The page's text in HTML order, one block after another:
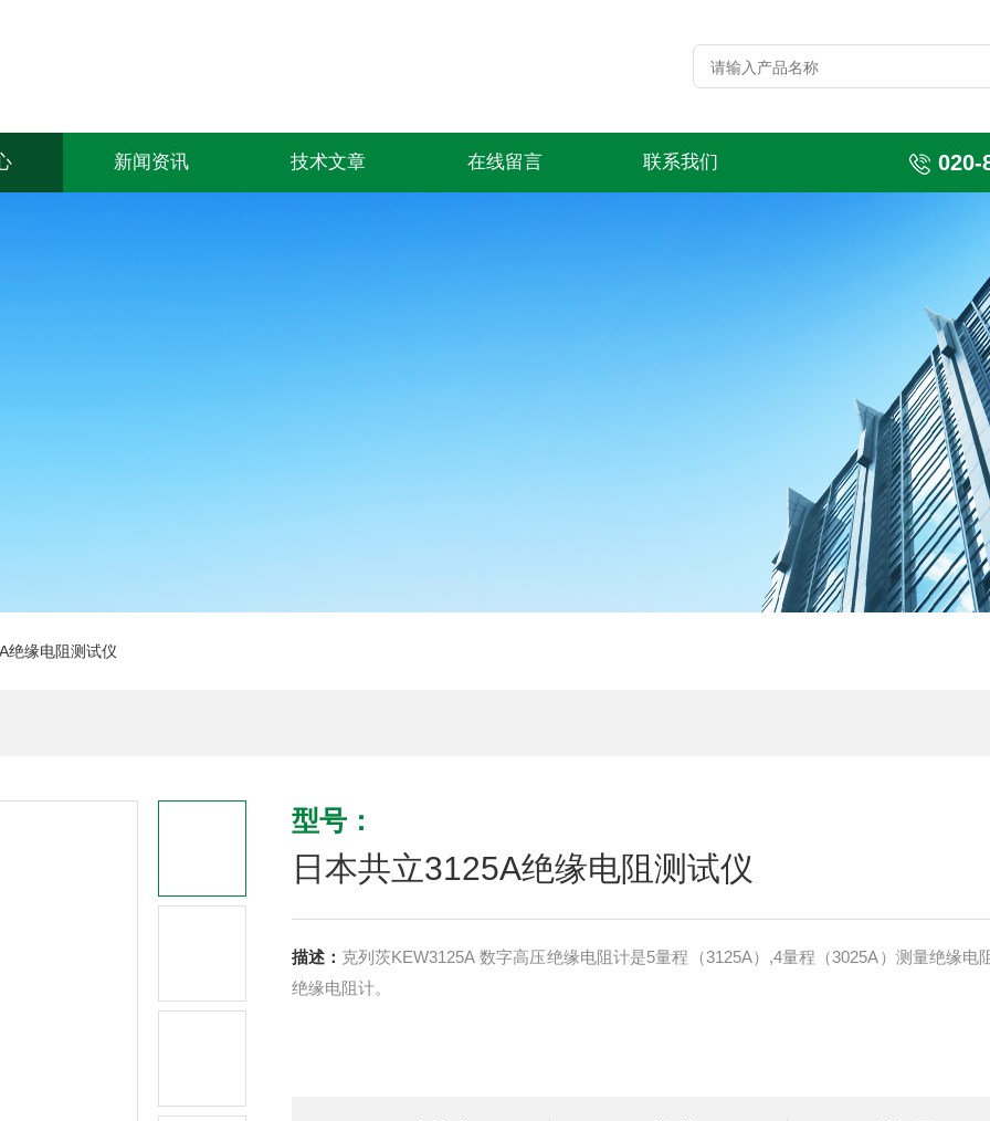
新闻资讯 技术文章 在线留言 联系我们 020-
缘电阻测试仪
型号：
日本共立3125A绝缘电阻测试仪
描述： 克列茨KEW3125A 数字高压绝缘电阻计是5量程（3125A）,4量程（3025A）测量绝缘电
绝缘电阻计。